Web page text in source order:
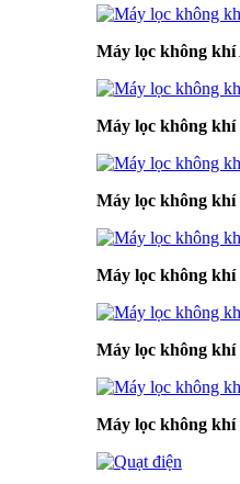
Máy lọc không khí
Máy lọc không
Máy lọc không
Máy lọc không khí
Máy lọc không khí
Máy lọc không khí